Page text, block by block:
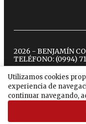
Utilizamos cookies
experiencia de
continuar navegando,
2026 - BENJAMÍN
TELÉFONO: (0994)
twitter